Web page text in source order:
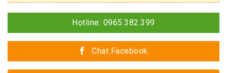
Hotline: 0965.382.399
Chat Facebook